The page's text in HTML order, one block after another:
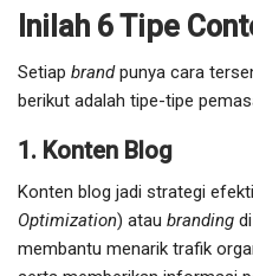
Inilah 6 Tipe
Setiap brandpunya cara
berikut adalah tipe-tipe
1. Konten Blog
Konten blog jadi strategi
Optimization) atau branding
membantu menarik trafik